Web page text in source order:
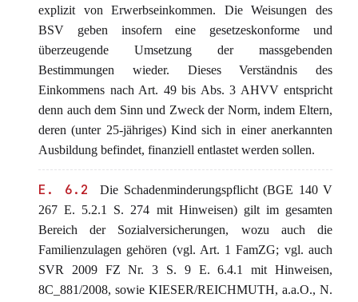
explizit von Erwerbseinkommen. Die Weisungen des
BSV geben insofern eine gesetzeskonforme und
überzeugende Umsetzung der massgebenden
Bestimmungen wieder. Dieses Verständnis des
Einkommens nach Art. 49 bis Abs. 3 AHVV entspricht
denn auch dem Sinn und Zweck der Norm, indem Eltern,
deren (unter 25-jähriges) Kind sich in einer anerkannten
Ausbildung befindet, finanziell entlastet werden sollen.
E. 6.2
Die Schadenminderungspflicht (BGE 140 V
267 E. 5.2.1 S. 274 mit Hinweisen) gilt im gesamten
Bereich der Sozialversicherungen, wozu auch die
Familienzulagen gehören (vgl. Art. 1 FamZG; vgl. auch
SVR 2009 FZ Nr. 3 S. 9 E. 6.4.1 mit Hinweisen,
8C_881/2008, sowie KIESER/REICHMUTH, a.a.O., N.